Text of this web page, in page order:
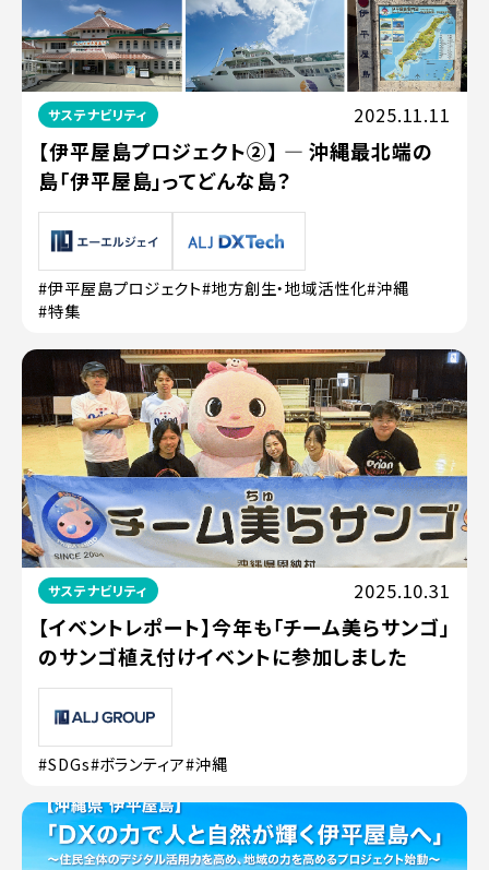
サステナビリティ 2025.11.11
【伊平屋島プロジェクト②】 ― 沖縄最北端の
島「伊平屋島」ってどんな島？
#伊平屋島プロジェクト#地方創生・地域活性化#沖縄
#特集
サステナビリティ 2025.10.31
【イベントレポート】今年も「チーム美らサンゴ」
のサンゴ植え付けイベントに参加しました
#SDGs#ボランティア#沖縄